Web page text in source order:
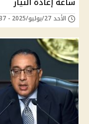
الأحد 27/يوليو/2025 - 01:37 م